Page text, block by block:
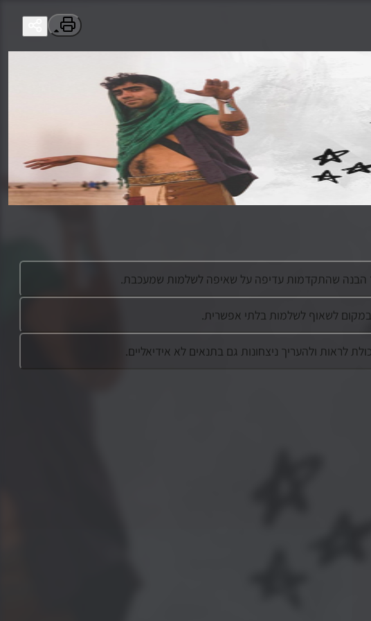
שהתקדמות עדיפה על שאיפה לשלמות שמעכבת.
לשאוף לשלמות בלתי אפשרית.
ולהעריך ניצחונות גם בתנאים לא אידיאליים.